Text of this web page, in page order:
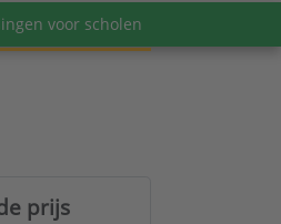
voor scholen
prijs